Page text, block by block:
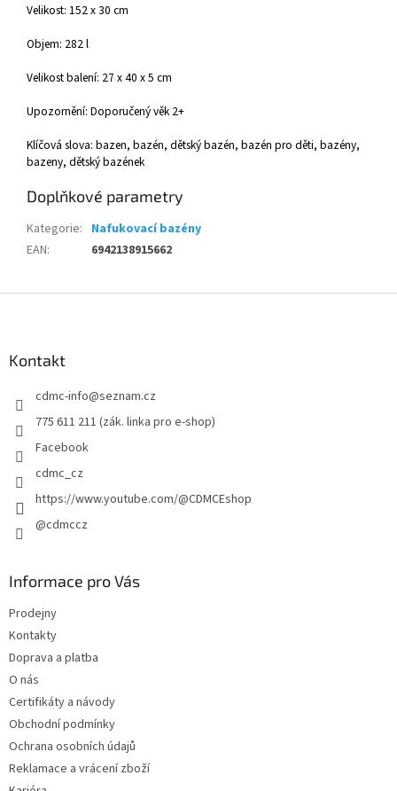
Velikost: 152 x 30 cm
Objem: 282 l
Velikost balení: 27 x 40 x 5 cm
Upozornění: Doporučený věk 2+
Klíčová slova: bazen, bazén, dětský bazén, bazén pro děti, bazény,
bazeny, dětský bazének
Doplňkové parametry
Kategorie: Nafukovací bazény
EAN: 6942138915662
Kontakt
cdmc-info@seznam.cz
775 611 211 (zák. linka pro e-shop)
Facebook
cdmc_cz
https://www.youtube.com/@CDMCEshop
@cdmccz
Informace pro Vás
Prodejny
Kontakty
Doprava a platba
O nás
Certifikáty a návody
Obchodní podmínky
Ochrana osobních údajů
Reklamace a vrácení zboží